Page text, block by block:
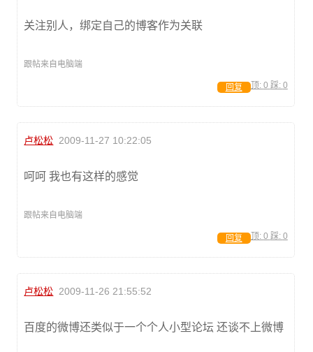
关注别人，绑定自己的博客作为关联
跟帖来自电脑端
顶: 0 踩: 0
回复
卢松松 2009-11-27 10:22:05
呵呵 我也有这样的感觉
跟帖来自电脑端
顶: 0 踩: 0
回复
卢松松 2009-11-26 21:55:52
百度的微博还类似于一个个人小型论坛 还谈不上微博